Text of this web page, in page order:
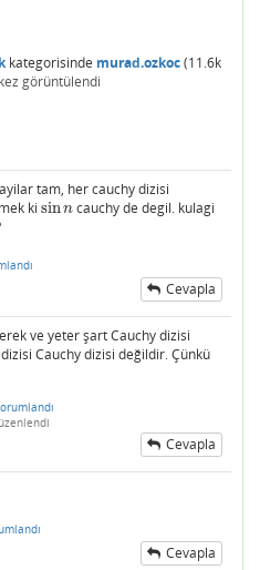
kategorisinde murad.ozkoc(11.6k
kez görüntülendi
tam, her cauchy dizisi
ki sinn
sinn cauchy de degil. kulagi
Cevapla
ve yeter şart Cauchy dizisi
dizisi Cauchy dizisi değildir. Çünkü
Cevapla
Cevapla